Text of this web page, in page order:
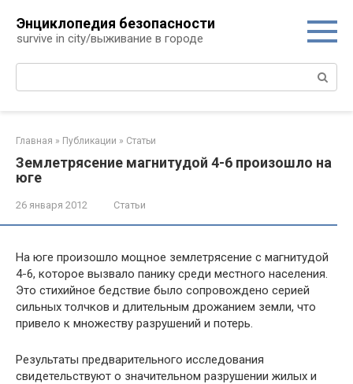
контенту
Энциклопедия безопасности
survive in city/выживание в городе
Поиск:
Главная » Публикации » Статьи
Землетрясение магнитудой 4-6 произошло на
юге
26 января 2012 Статьи
На юге произошло мощное землетрясение с магнитудой
4-6, которое вызвало панику среди местного населения.
Это стихийное бедствие было сопровождено серией
сильных толчков и длительным дрожанием земли, что
привело к множеству разрушений и потерь.
Результаты предварительного исследования
свидетельствуют о значительном разрушении жилых и